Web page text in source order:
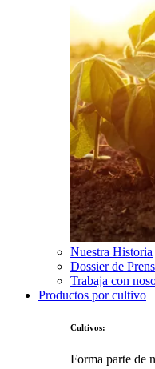
Nuestra Historia
Dossier de
Trabaja con
Productos por cultivo
Cultivos:
Forma parte de